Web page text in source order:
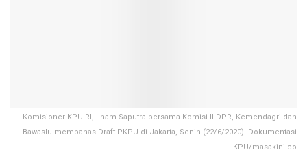
Komisioner KPU RI, Ilham Saputra bersama Komisi II DPR, Kemendagri dan
Bawaslu membahas Draft PKPU di Jakarta, Senin (22/6/2020). Dokumentasi
KPU/masakini.co